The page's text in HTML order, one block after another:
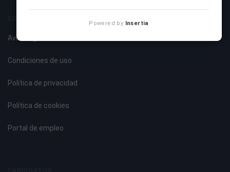
Aviso legal
Condiciones de uso
Política de privacidad
Política de cookies
Portal de empleo
Powered by Insertia